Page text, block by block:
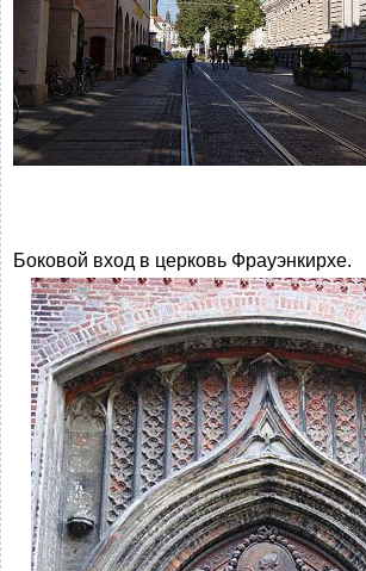
Боковой вход в церковь Фрауэнкирхе.